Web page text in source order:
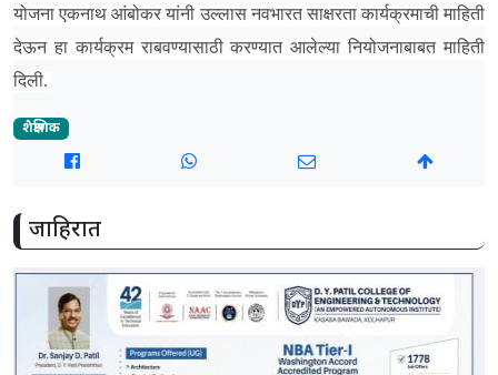
योजना एकनाथ आंबोकर यांनी उल्लास नवभारत साक्षरता कार्यक्रमाची माहिती
देऊन हा कार्यक्रम राबवण्यासाठी करण्यात आलेल्या नियोजनाबाबत माहिती
दिली.
शैक्षणिक
जाहिरात